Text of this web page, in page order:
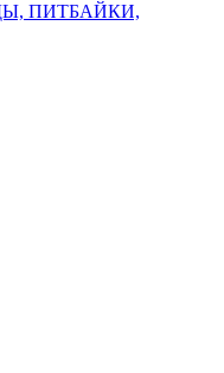
ПИТБАЙКИ,